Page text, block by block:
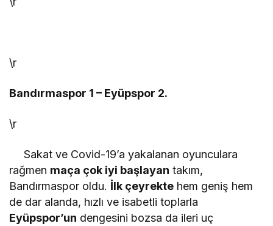
\r
Bandırmaspor 1 – Eyüpspor 2.
\r
Sakat ve Covid-19’a yakalanan oyunculara
rağmen maça çok iyi başlayan takım,
Bandırmaspor oldu. İlk çeyrekte hem geniş hem
de dar alanda, hızlı ve isabetli toplarla
Eyüpspor’un dengesini bozsa da ileri uç